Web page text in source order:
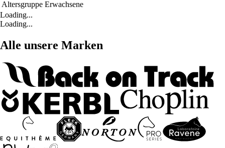
Altersgruppe Erwachsene
Loading...
Loading...
Alle unsere Marken